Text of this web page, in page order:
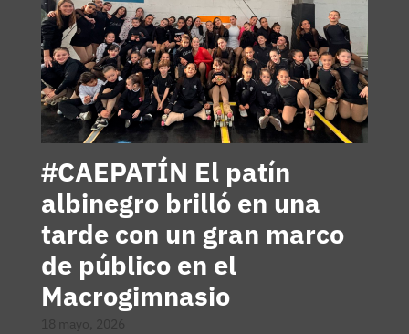
#CAEPATÍN El patín
albinegro brilló en una
tarde con un gran marco
de público en el
Macrogimnasio
18 mayo, 2026